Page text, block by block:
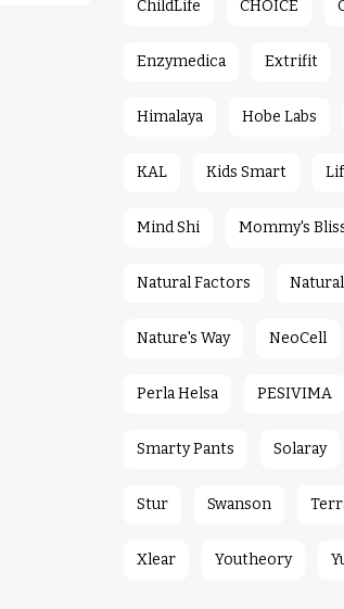
ChildLife CHOICE
Enzymedica Extrifit
Himalaya Hobe Labs
KAL Kids Smart
Mind Shi Mommy's
Natural Factors
Nature's Way NeoCell
Perla Helsa PESIVIMA
Smarty Pants Solaray
Stur Swanson
Xlear Youtheory